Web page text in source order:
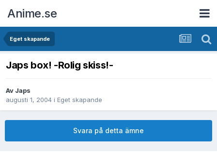
Anime.se
Eget skapande
Japs box! -Rolig skiss!-
Av Japs
augusti 1, 2004 i Eget skapande
Svara på detta ämne